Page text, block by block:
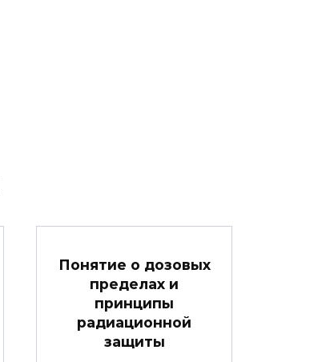
Понятие о дозовых
пределах и
принципы
радиационной
защиты